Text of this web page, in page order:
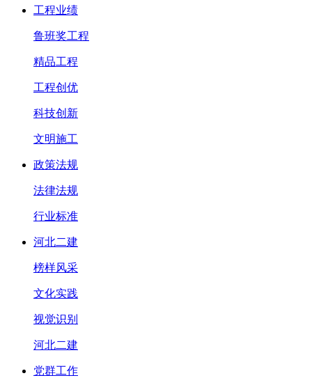
工程业绩
鲁班奖工程
精品工程
工程创优
科技创新
文明施工
政策法规
法律法规
行业标准
河北二建
榜样风采
文化实践
视觉识别
河北二建
党群工作